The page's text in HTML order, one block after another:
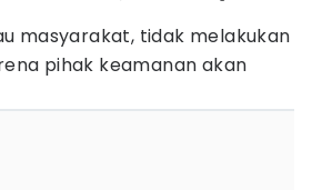
masyarakat, tidak melakukan
pihak keamanan akan